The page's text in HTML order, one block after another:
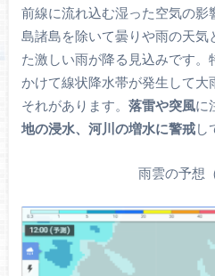
前線に流れ込む湿った空気の影
島諸島を除いて曇りや雨の天気
た激しい雨が降る見込みです。
かけて線状降水帯が発生して大
それがあります。 落雷や突風に
地の浸水、河川の増水に警戒し
雨雲の予想